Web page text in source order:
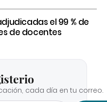
el 99 % de
de docentes
cada día en tu correo.